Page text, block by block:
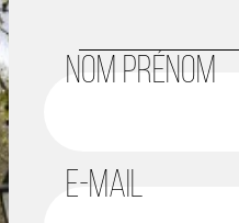
NOM PRÉNOM
E-MAIL